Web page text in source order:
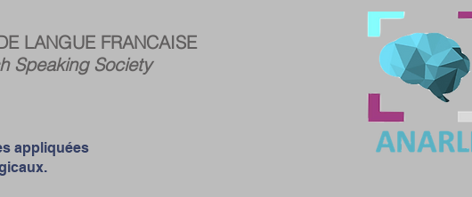
membres :
LANGUE FRANCAISE
Speaking Society
appliquées